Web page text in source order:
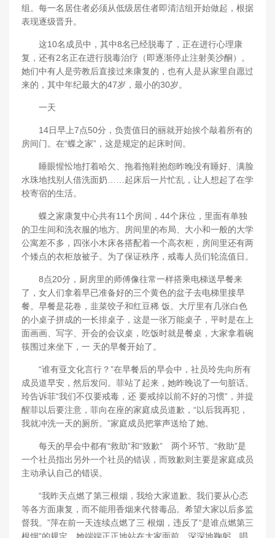
组。每一名居住者必须从低级居住者即清洁组开始做起，根据
表现逐级晋升。
这10名成员中，其中8名已经脱毒了，正在进行心理康
复，还有2名正在进行脱毒治疗（即逐渐停止注射美沙酮）。
她们中有人是劳教后直接过来康复的，也有人是从家里自愿过
来的，其中年纪最大的47岁，最小的30岁。
一天
14日早上7点50分，负责值日的丽就开始挨个敲着所有的
房间门。在“蝶之家”，这是规定的起床时间。
睡眼惺忪地打着哈欠、拖着拖鞋抱怨昨晚没有睡好、满脸
水珠地找别人借洗面奶……起床后一片忙乱，让人想起了在学
校寄宿的生活。
蝶之家康复中心共有11个房间，44个床位，里面有单独
的卫生间和洗衣服的地方。房间里的布局、大小和一般的大学
公寓差不多，四张小木床各搭配着一个高衣柜，房间里还有两
个矮点的衣柜放被子。为了保证秩序，戒毒人员们轮流值日。
8点20分，厨房里的师傅像往常一样搭乘电梯送早餐来
了，女人们拿着早已准备好的三个黄色的盆子去电梯里接早
餐。早餐是花卷，韭菜饺子和红豆稀 饭。大厅里有几张白色
的小桌子拼成的一长排桌子，这是一张万能桌子，平时是在上
面画画、写字、开会的会议桌，吃饭时就是餐桌，大家拿着碗
筷围过来坐下，一 天的早餐开始了。
“谁有亚文化言行？”在早餐后的早会中，社员玲先向所有
成员道早安，然后发问。菲站了起来，她昨晚说了一句脏话。
玲告诉菲“我们不仅要戒毒，还 要戒掉以前不好的习惯”，并提
醒菲以后要注意，菲向在座的家庭成员道歉，“以后我再犯，
我就冲洗一天的厕所。”家庭成员把掌声送给了她。
每天的早会中都有“救助”和“致歉” 两个环节。“救助”是
一个社员指出另外一个社员的错误，而致歉则主要是家庭成员
主动承认自己的错误。
“我昨天点燃了第三根烟，我给大家道歉。我们要从心态
等各方面康复，而不能用香烟来代替毒品。希望大家以后多监
督我。”萍在前一天连续点燃了三 根烟，违反了“是谁点燃第三